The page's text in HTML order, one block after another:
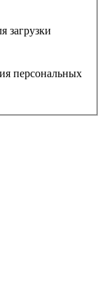
загрузки
персональных